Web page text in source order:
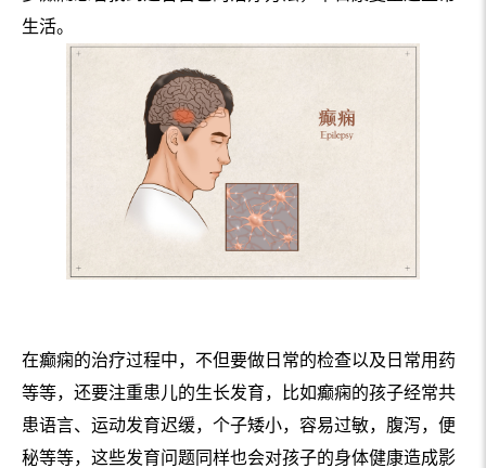
生活。
在癫痫的治疗过程中，不但要做日常的检查以及日常用药
等等，还要注重患儿的生长发育，比如癫痫的孩子经常共
患语言、运动发育迟缓，个子矮小，容易过敏，腹泻，便
秘等等，这些发育问题同样也会对孩子的身体健康造成影